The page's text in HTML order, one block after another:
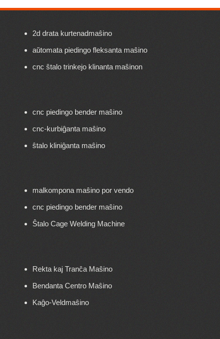
2d drata kurtenadmaŝino
aŭtomata piedingo fleksanta maŝino
cnc ŝtalo trinkejo klinanta maŝinon
cnc piedingo bender maŝino
cnc-kurbiĝanta maŝino
ŝtalo kliniĝanta maŝino
malkompona maŝino por vendo
cnc piedingo bender maŝino
Ŝtalo Cage Welding Machine
Rekta kaj Tranĉa Maŝino
Bendanta Centro Maŝino
Kaĝo-Veldmaŝino